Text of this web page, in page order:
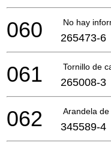
No hay
060 265473-6
Tornillo de
061 265008-3
Arandela
062 345589-4